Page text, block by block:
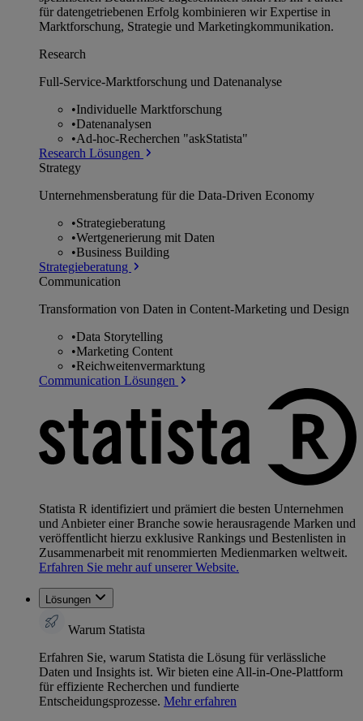
für datengetriebenen Erfolg kombinieren wir Expertise in
Marktforschung, Strategie und Marketingkommunikation.
Research
Full-Service-Marktforschung und Datenanalyse
•Individuelle Marktforschung
•Datenanalysen
•Ad-hoc-Recherchen "askStatista"
Research Lösungen
Strategy
Unternehmens­beratung für die Data-Driven Economy
•Strategieberatung
•Wertgenerierung mit Daten
•Business Building
Strategieberatung
Communication
Transformation von Daten in Content-Marketing und Design
•Data Storytelling
•Marketing Content
•Reichweitenvermarktung
Communication Lösungen
Statista R identifiziert und prämiert die besten Unternehmen
und Anbieter einer Branche sowie herausragende Marken und
veröffentlicht hierzu exklusive Rankings und Bestenlisten in
Zusammenarbeit mit renommierten Medienmarken weltweit.
Erfahren Sie mehr auf unserer Website.
Lösungen
Warum Statista
Erfahren Sie, warum Statista die Lösung für verlässliche
Daten und Insights ist. Wir bieten eine All-in-One-Plattform
für effiziente Recherchen und fundierte
Entscheidungsprozesse. Mehr erfahren